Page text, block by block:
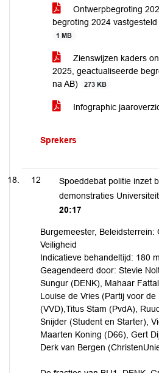
Ontwerpbegroting
begroting 2024
1 MB
Zienswijzen kaders
2025, geactualiseerde
na AB)
273 KB
Infographic
Sprekers
12
Spoeddebat politie inzet
demonstraties
20:17
Burgemeester, Beleidsterrein:
Veiligheid
Indicatieve behandeltijd: 180
Geagendeerd door: Stevie
Sungur (DENK), Mahaar
Louise de Vries (Partij voor
(VVD),Titus Stam (PvdA),
Snijder (Student en Starter),
Maarten Koning (D66), Gert
Derk van Bergen